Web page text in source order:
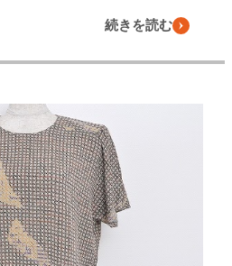
続きを読む